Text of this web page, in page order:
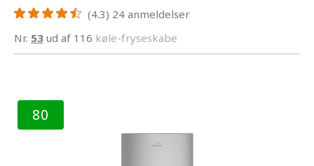
(4.3) 24 anmeldelser
Nr. 53 ud af 116 køle-fryseskabe
80